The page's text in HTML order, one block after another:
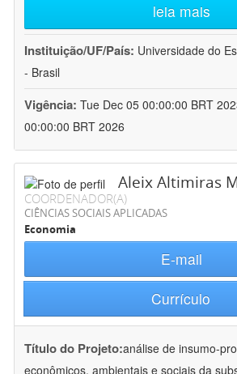
leia mais
Instituição/UF/País: Universidade do
- Brasil
Vigência: Tue Dec 05 00:00:00 BRT
00:00:00 BRT 2026
Aleix Altimiras
COORDENADOR(A)
CIÊNCIAS SOCIAIS APLICADAS
Economia
E-mail
Currículo
Título do Projeto:análise de insumo-
econômicos, ambientais e sociais da